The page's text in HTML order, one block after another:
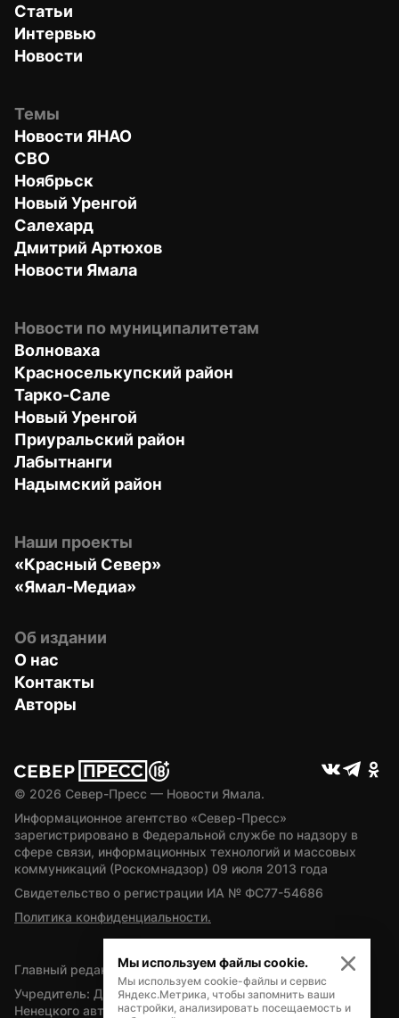
Статьи
Интервью
Новости
Темы
Новости ЯНАО
СВО
Ноябрьск
Новый Уренгой
Салехард
Дмитрий Артюхов
Новости Ямала
Новости по муниципалитетам
Волноваха
Красноселькупский район
Тарко-Сале
Новый Уренгой
Приуральский район
Лабытнанги
Надымский район
Наши проекты
«Красный Север»
«Ямал-Медиа»
Об издании
О нас
Контакты
Авторы
© 2026 Север-Пресс — Новости Ямала.
Информационное агентство «Север-Пресс»
зарегистрировано в Федеральной службе по надзору в
сфере связи, информационных технологий и массовых
коммуникаций (Роскомнадзор) 09 июля 2013 года
Свидетельство о регистрации ИА № ФС77-54686
Политика конфиденциальности.
Главный редактор — А.Л. Поздеев
Учредитель: Департамент внутренней политики Ямало-
Ненецкого автономного округа
Мы используем файлы cookie.
Мы используем cookie-файлы и сервис
Яндекс.Метрика, чтобы запомнить ваши
настройки, анализировать посещаемость и